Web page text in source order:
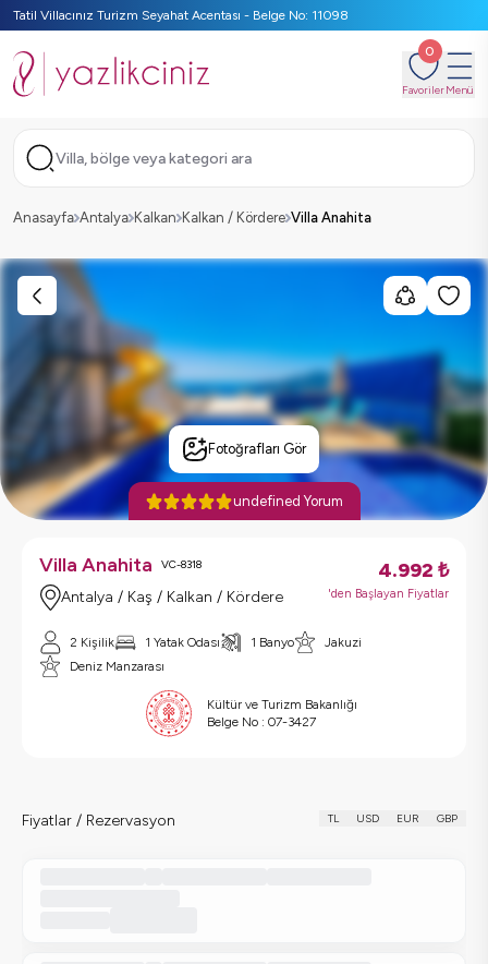
Tatil Villacınız Turizm Seyahat Acentası - Belge No: 11098
0
FavorilerMenü
Villa, bölge veya kategori ara
Anasayfa Antalya Kalkan Kalkan / Kördere Villa Anahita
Fotoğrafları Gör
undefined Yorum
Villa Anahita VC-8318
Antalya / Kaş / Kalkan / Kördere
4.992 ₺
'den Başlayan Fiyatlar
2 Kişilik 1 Yatak Odası 1 Banyo
Jakuzi
Deniz Manzarası
Kültür ve Turizm Bakanlığı
Belge No : 07-3427
Fiyatlar / Rezervasyon TL USD EUR GBP